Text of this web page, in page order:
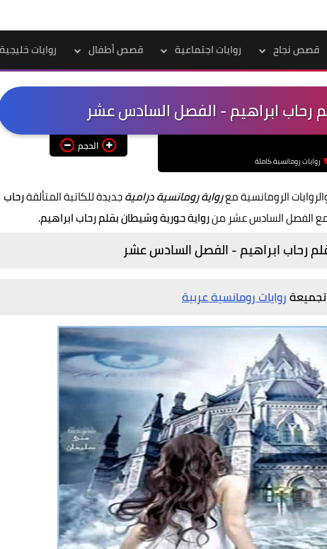
قصص نجاح روايات اجتماعية قصص أطفال روايات خليجية
رحاب ابراهيم - الفصل السادس عشر
روايات رومانسية كاملة
الحجم
الرومانسية معرواية رومانسية دراميةجديدة للكاتبة المتألقةرحاب
الفصل السادس عشر منرواية حورية وشيطان بقلم رحاب ابراهيم.
رحاب ابراهيم - الفصل السادس عشر
روايات رومانسية عربية